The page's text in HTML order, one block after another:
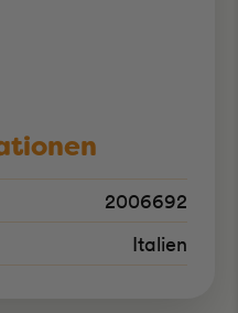
2006692
Italien